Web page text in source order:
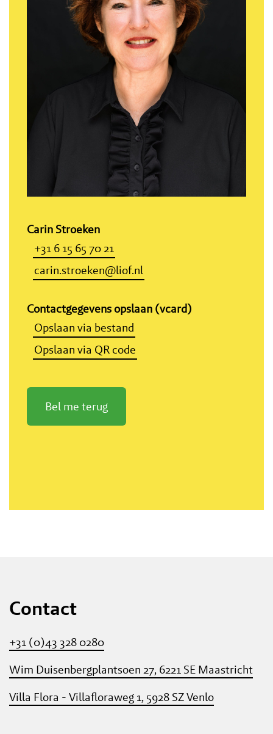
Carin Stroeken
+31 6 15 65 70 21
carin.stroeken@liof.nl
Contactgegevens opslaan (vcard)
Opslaan via bestand
Opslaan via QR code
Bel me terug
Contact
+31 (0)43 328 0280
Wim Duisenbergplantsoen 27, 6221 SE Maastricht
Villa Flora - Villafloraweg 1, 5928 SZ Venlo